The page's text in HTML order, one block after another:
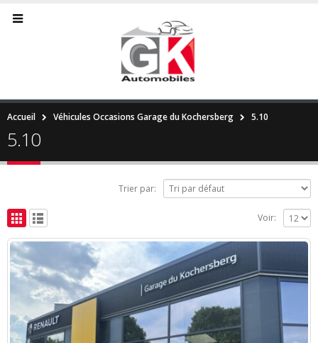
Accueil Véhicules Occasions Garage du Kochersberg 5.10
5.10
Trier par:
Voir: